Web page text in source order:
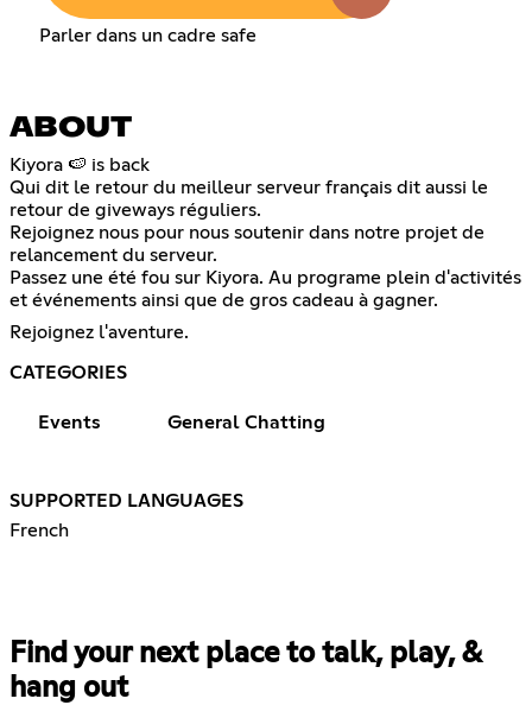
Parler dans un cadre safe
ABOUT
Kiyora 🍉 is back
Qui dit le retour du meilleur serveur français dit aussi le
retour de giveways réguliers.
Rejoignez nous pour nous soutenir dans notre projet de
relancement du serveur.
Passez une été fou sur Kiyora. Au programe plein d'activités
et événements ainsi que de gros cadeau à gagner.
Rejoignez l'aventure.
CATEGORIES
Events General Chatting
SUPPORTED LANGUAGES
French
Find your next place to talk, play, &
hang out